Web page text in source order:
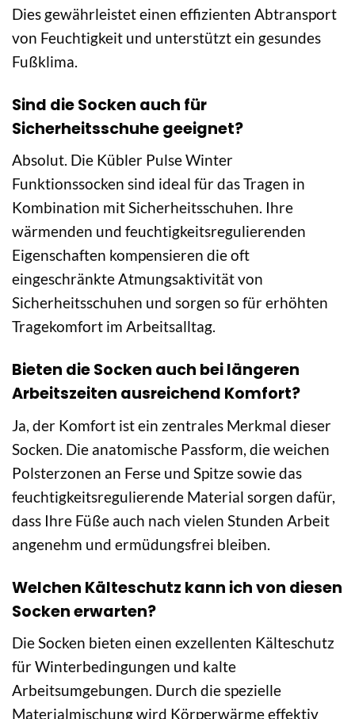
Dies gewährleistet einen effizienten Abtransport
von Feuchtigkeit und unterstützt ein gesundes
Fußklima.
Sind die Socken auch für
Sicherheitsschuhe geeignet?
Absolut. Die Kübler Pulse Winter
Funktionssocken sind ideal für das Tragen in
Kombination mit Sicherheitsschuhen. Ihre
wärmenden und feuchtigkeitsregulierenden
Eigenschaften kompensieren die oft
eingeschränkte Atmungsaktivität von
Sicherheitsschuhen und sorgen so für erhöhten
Tragekomfort im Arbeitsalltag.
Bieten die Socken auch bei längeren
Arbeitszeiten ausreichend Komfort?
Ja, der Komfort ist ein zentrales Merkmal dieser
Socken. Die anatomische Passform, die weichen
Polsterzonen an Ferse und Spitze sowie das
feuchtigkeitsregulierende Material sorgen dafür,
dass Ihre Füße auch nach vielen Stunden Arbeit
angenehm und ermüdungsfrei bleiben.
Welchen Kälteschutz kann ich von diesen
Socken erwarten?
Die Socken bieten einen exzellenten Kälteschutz
für Winterbedingungen und kalte
Arbeitsumgebungen. Durch die spezielle
Materialmischung wird Körperwärme effektiv